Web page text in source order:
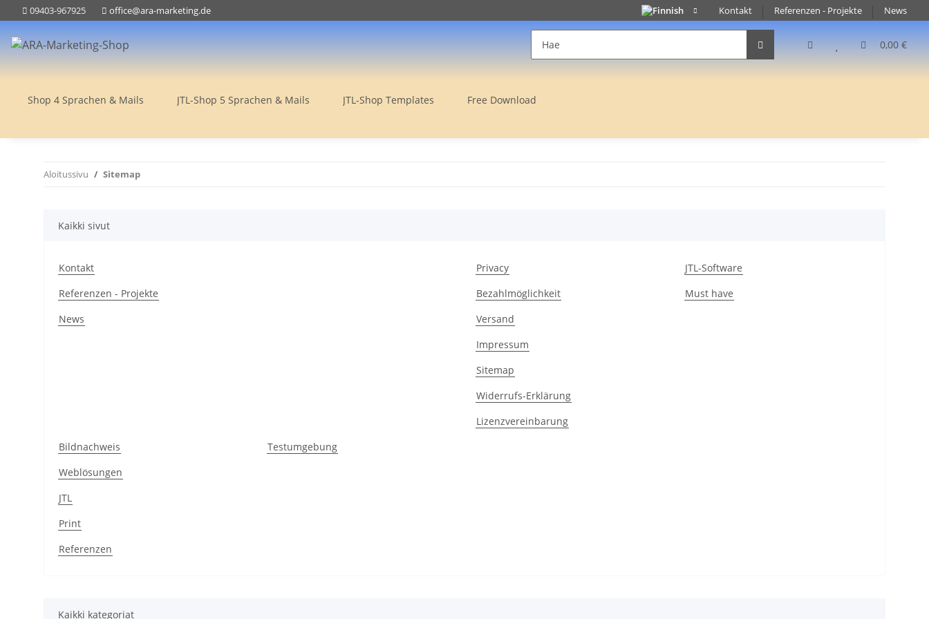
Kontakt Referenzen - Projekte News
09403-967925 office@ara-marketing.de
0,00 €
Shop 4 Sprachen & Mails JTL-Shop 5 Sprachen & Mails JTL-Shop Templates Free Download
Aloitussivu Sitemap
Kaikki sivut
Kontakt
Referenzen - Projekte
News
Privacy
Bezahlmöglichkeit
Versand
Impressum
Sitemap
Widerrufs-Erklärung
Lizenzvereinbarung
JTL-Software
Must have
Bildnachweis
Weblösungen
JTL
Print
Referenzen
Testumgebung
Kaikki kategoriat